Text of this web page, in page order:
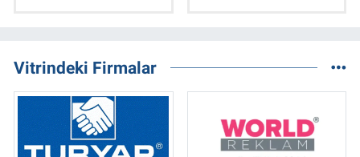
Vitrindeki Firmalar